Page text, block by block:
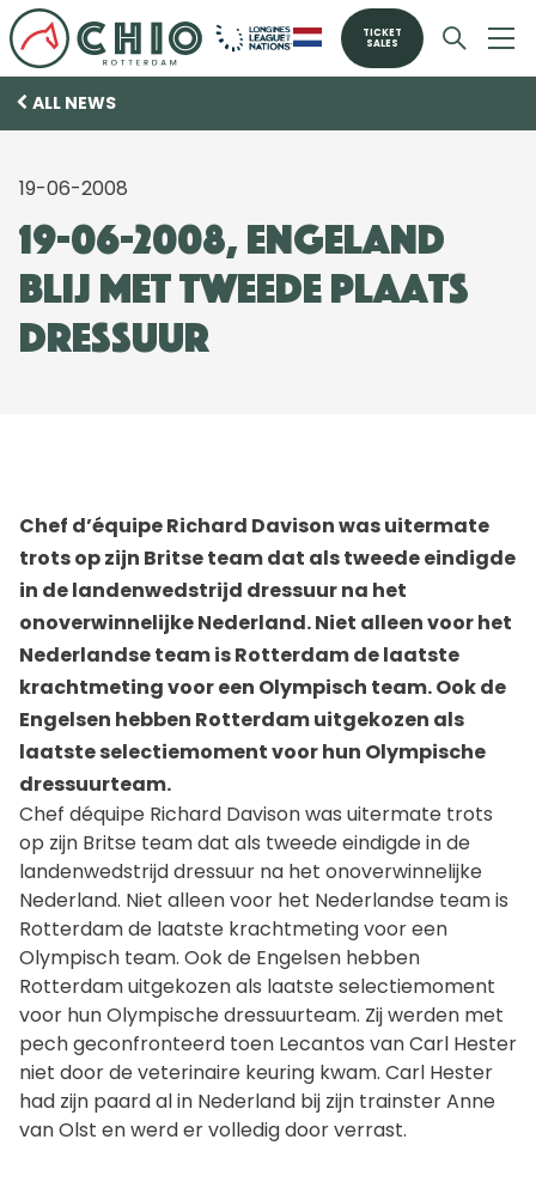
TICKET
SALES
ALL NEWS
19-06-2008
19-06-2008, Engeland
blij met tweede plaats
dressuur
Chef d’équipe Richard Davison was uitermate
trots op zijn Britse team dat als tweede eindigde
in de landenwedstrijd dressuur na het
onoverwinnelijke Nederland. Niet alleen voor het
Nederlandse team is Rotterdam de laatste
krachtmeting voor een Olympisch team. Ook de
Engelsen hebben Rotterdam uitgekozen als
laatste selectiemoment voor hun Olympische
dressuurteam.
Chef déquipe Richard Davison was uitermate trots
op zijn Britse team dat als tweede eindigde in de
landenwedstrijd dressuur na het onoverwinnelijke
Nederland. Niet alleen voor het Nederlandse team is
Rotterdam de laatste krachtmeting voor een
Olympisch team. Ook de Engelsen hebben
Rotterdam uitgekozen als laatste selectiemoment
voor hun Olympische dressuurteam. Zij werden met
pech geconfronteerd toen Lecantos van Carl Hester
niet door de veterinaire keuring kwam. Carl Hester
had zijn paard al in Nederland bij zijn trainster Anne
van Olst en werd er volledig door verrast.